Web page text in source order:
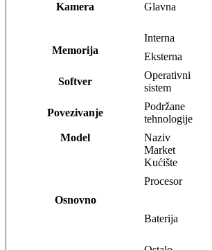
Kamera Glavna
Memorija
Interna
Eksterna
Softver
Operativni
sistem
Povezivanje
Podržane
tehnologije
Model
Naziv
Osnovno
Market
Kućište
Procesor
Baterija